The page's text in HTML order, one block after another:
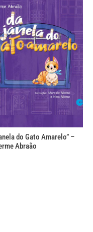
do Gato Amarelo” –
Abraão